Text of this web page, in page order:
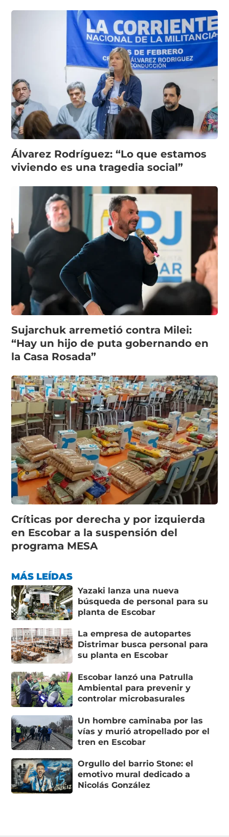
Álvarez Rodríguez: “Lo que estamos
viviendo es una tragedia social”
Sujarchuk arremetió contra Milei:
“Hay un hijo de puta gobernando en
la Casa Rosada”
Críticas por derecha y por izquierda
en Escobar a la suspensión del
programa MESA
MÁS LEÍDAS
Yazaki lanza una nueva
búsqueda de personal para su
planta de Escobar
La empresa de autopartes
Distrimar busca personal para
su planta en Escobar
Escobar lanzó una Patrulla
Ambiental para prevenir y
controlar microbasurales
Un hombre caminaba por las
vías y murió atropellado por el
tren en Escobar
Orgullo del barrio Stone: el
emotivo mural dedicado a
Nicolás González